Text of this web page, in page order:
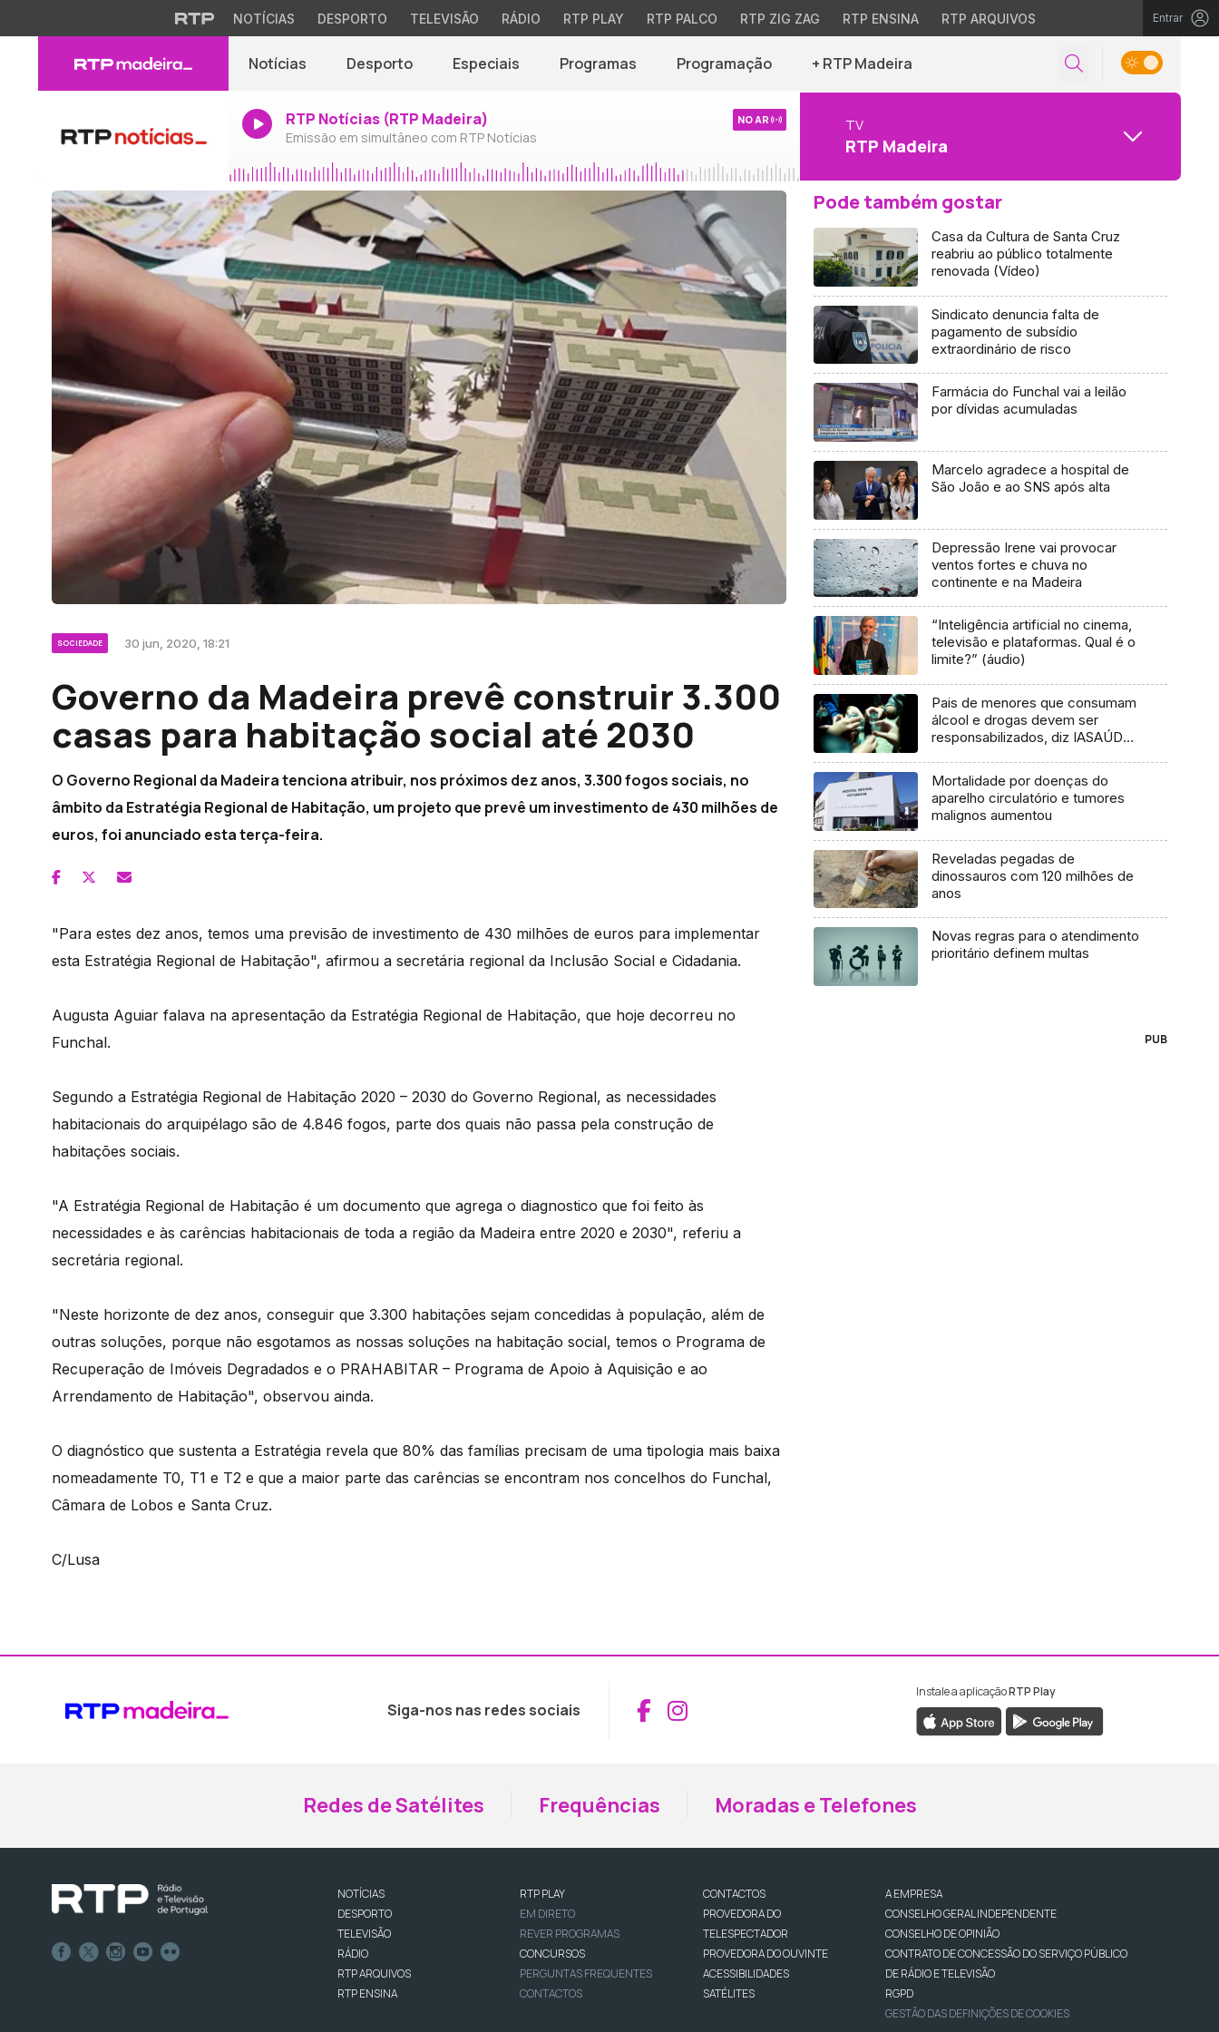
NOTÍCIAS DESPORTO TELEVISÃO RÁDIO RTP PLAY RTP PALCO RTP ZIG ZAG RTP ENSINA RTP ARQUIVOS Entrar
Notícias Desporto Especiais Programas Programação + RTP Madeira
RTP Notícias (RTP Madeira)
Emissão em simultâneo com RTP Notícias
NO AR TV
RTP Madeira
SOCIEDADE 30 jun, 2020, 18:21
Governo da Madeira prevê construir 3.300
casas para habitação social até 2030
O Governo Regional da Madeira tenciona atribuir, nos próximos dez anos, 3.300 fogos sociais, no
âmbito da Estratégia Regional de Habitação, um projeto que prevê um investimento de 430 milhões de
euros, foi anunciado esta terça-feira.
"Para estes dez anos, temos uma previsão de investimento de 430 milhões de euros para implementar
esta Estratégia Regional de Habitação", afirmou a secretária regional da Inclusão Social e Cidadania.
Augusta Aguiar falava na apresentação da Estratégia Regional de Habitação, que hoje decorreu no
Funchal.
Segundo a Estratégia Regional de Habitação 2020 – 2030 do Governo Regional, as necessidades
habitacionais do arquipélago são de 4.846 fogos, parte dos quais não passa pela construção de
habitações sociais.
"A Estratégia Regional de Habitação é um documento que agrega o diagnostico que foi feito às
necessidades e às carências habitacionais de toda a região da Madeira entre 2020 e 2030", referiu a
secretária regional.
"Neste horizonte de dez anos, conseguir que 3.300 habitações sejam concedidas à população, além de
outras soluções, porque não esgotamos as nossas soluções na habitação social, temos o Programa de
Recuperação de Imóveis Degradados e o PRAHABITAR – Programa de Apoio à Aquisição e ao
Arrendamento de Habitação", observou ainda.
O diagnóstico que sustenta a Estratégia revela que 80% das famílias precisam de uma tipologia mais baixa
nomeadamente T0, T1 e T2 e que a maior parte das carências se encontram nos concelhos do Funchal,
Câmara de Lobos e Santa Cruz.
C/Lusa
Pode também gostar
Casa da Cultura de Santa Cruz
reabriu ao público totalmente
renovada (Vídeo)
Sindicato denuncia falta de
pagamento de subsídio
extraordinário de risco
Farmácia do Funchal vai a leilão
por dívidas acumuladas
Marcelo agradece a hospital de
São João e ao SNS após alta
Depressão Irene vai provocar
ventos fortes e chuva no
continente e na Madeira
“Inteligência artificial no cinema,
televisão e plataformas. Qual é o
limite?” (áudio)
Pais de menores que consumam
álcool e drogas devem ser
responsabilizados, diz IASAÚDE
Mortalidade por doenças do
aparelho circulatório e tumores
malignos aumentou
Reveladas pegadas de
dinossauros com 120 milhões de
anos
Novas regras para o atendimento
prioritário definem multas
PUB
Siga-nos nas redes sociais Aceder ao Facebook da RTP Madeira
Aceder ao Instagram da RTP Madeira
Instale a aplicaçãoRTP Play
Redes de Satélites Frequências Moradas e Telefones
NOTÍCIAS
DESPORTO
TELEVISÃO
RÁDIO
RTP ARQUIVOS
RTP ENSINA
RTP PLAY
EM DIRETO
REVER PROGRAMAS
CONCURSOS
PERGUNTAS FREQUENTES
CONTACTOS
CONTACTOS
PROVEDORA DO
TELESPECTADOR
PROVEDORA DO OUVINTE
ACESSIBILIDADES
SATÉLITES
A EMPRESA
CONSELHO GERAL INDEPENDENTE
CONSELHO DE OPINIÃO
CONTRATO DE CONCESSÃO DO SERVIÇO PÚBLICO
DE RÁDIO E TELEVISÃO
RGPD
GESTÃO DAS DEFINIÇÕES DE COOKIES